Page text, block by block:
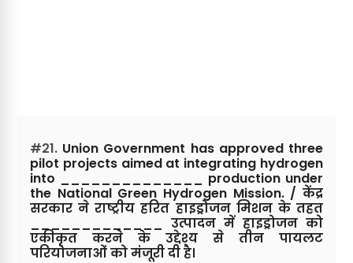
#21. Union Government has approved three
pilot projects aimed at integrating hydrogen
into ______________ production under
the National Green Hydrogen Mission. / केंद्र
सरकार ने राष्ट्रीय हरित हाइड्रोजन मिशन के तहत
_____________ उत्पादन में हाइड्रोजन को
एकीकृत करने के उद्देश्य से तीन पायलट
परियोजनाओं को मंजूरी दी है।